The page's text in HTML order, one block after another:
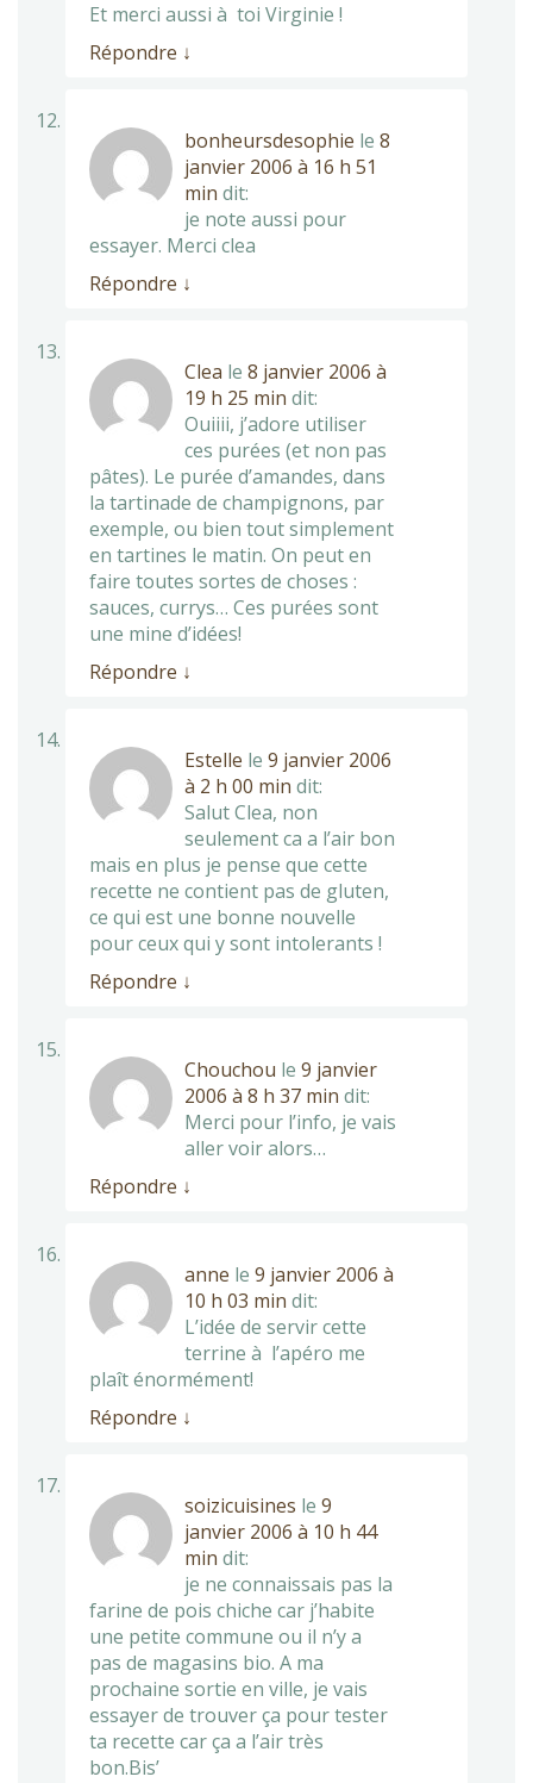
Et merci aussi à toi Virginie !
Répondre ↓
bonheursdesophie le 8
janvier 2006 à 16 h 51
min dit:
je note aussi pour
essayer. Merci clea
Répondre ↓
Clea le 8 janvier 2006 à
19 h 25 min dit:
Ouiiii, j’adore utiliser
ces purées (et non pas
pâtes). Le purée d’amandes, dans
la tartinade de champignons, par
exemple, ou bien tout simplement
en tartines le matin. On peut en
faire toutes sortes de choses :
sauces, currys… Ces purées sont
une mine d’idées!
Répondre ↓
Estelle le 9 janvier 2006
à 2 h 00 min dit:
Salut Clea, non
seulement ca a l’air bon
mais en plus je pense que cette
recette ne contient pas de gluten,
ce qui est une bonne nouvelle
pour ceux qui y sont intolerants !
Répondre ↓
Chouchou le 9 janvier
2006 à 8 h 37 min dit:
Merci pour l’info, je vais
aller voir alors…
Répondre ↓
anne le 9 janvier 2006 à
10 h 03 min dit:
L’idée de servir cette
terrine à l’apéro me
plaît énormément!
Répondre ↓
soizicuisines le 9
janvier 2006 à 10 h 44
min dit:
je ne connaissais pas la
farine de pois chiche car j’habite
une petite commune ou il n’y a
pas de magasins bio. A ma
prochaine sortie en ville, je vais
essayer de trouver ça pour tester
ta recette car ça a l’air très
bon.Bis’